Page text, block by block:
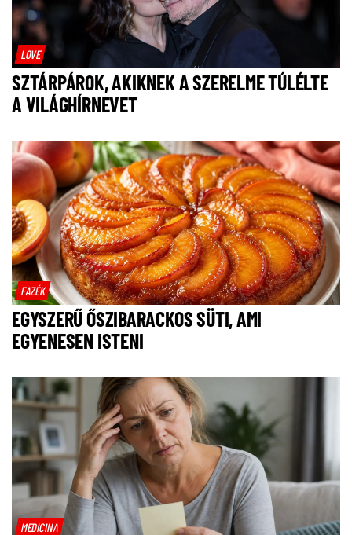
LOVE
SZTÁRPÁROK, AKIKNEK A SZERELME TÚLÉLTE
A VILÁGHÍRNEVET
FAZÉK
EGYSZERŰ ŐSZIBARACKOS SÜTI, AMI
EGYENESEN ISTENI
MEDICINA